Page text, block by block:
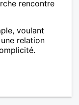
rencontre
voulant
relation